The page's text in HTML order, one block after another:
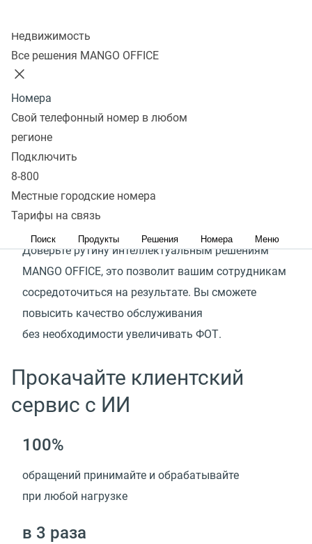
Недвижимость
Все решения MANGO OFFICE
Номера
Свой телефонный номер в любом
регионе
Подключить
8-800
Местные городские номера
Тарифы на связь
Поиск Продукты Решения Номера Меню
97%
рутинных задач в обслуживании клиентов можно
делегировать искусственному интеллекту
В коммуникации компании с клиентами очень
много рутины: повторяющиеся диалоги, ручная
прослушка разговоров, большое количество
исходящих звонков с одинаковым сообщением
ваших сотрудников — самого ценного ресурса
Доверьте рутину интеллектуальным решениям
MANGO OFFICE, это позволит вашим сотрудникам
сосредоточиться на результате. Вы сможете
повысить качество обслуживания
без необходимости увеличивать ФОТ.
Прокачайте клиентский
сервис с ИИ
100%
обращений принимайте и обрабатывайте
при любой нагрузке
в 3 раза